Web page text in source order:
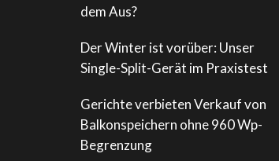
dem Aus?
Der Winter ist vorüber: Unser
Single-Split-Gerät im Praxistest
Gerichte verbieten Verkauf von
Balkonspeichern ohne 960 Wp-
Begrenzung